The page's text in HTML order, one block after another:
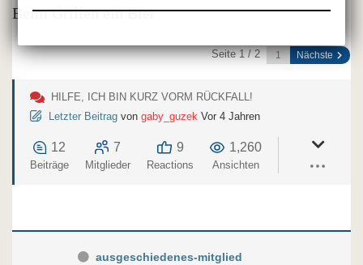
Beim Grillen ein Bier
Seite 1 / 2 Nächste
HILFE, ICH BIN KURZ VORM RÜCKFALL!
Letzter Beitrag von gaby_guzek Vor 4 Jahren
12
Beiträge
7
Mitglieder
9
Reactions
1,260
Ansichten
ausgeschiedenes-mitglied